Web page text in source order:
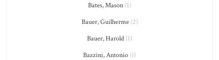
Bates, Mason (1)
Bauer, Guilherme(2)
Bauer, Harold (1)
Bazzini, Antonio (1)